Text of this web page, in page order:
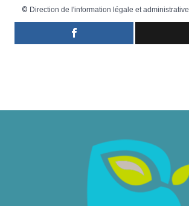
© Direction de l'information légale et administrative